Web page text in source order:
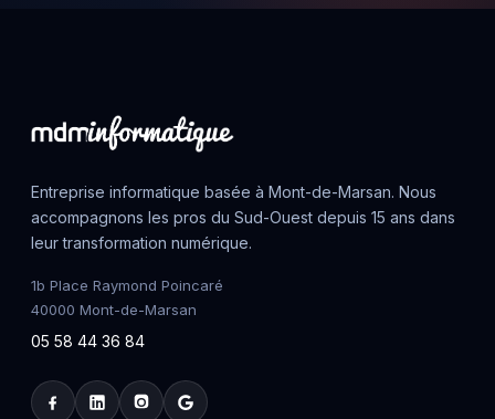
Entreprise informatique basée à Mont-de-Marsan. Nous
accompagnons les pros du Sud-Ouest depuis 15 ans dans
leur transformation numérique.
1b Place Raymond Poincaré
40000 Mont-de-Marsan
05 58 44 36 84